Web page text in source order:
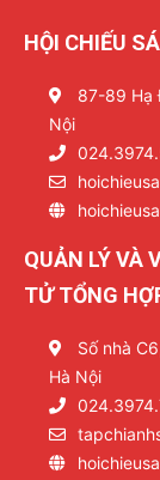
HỘI CHIẾU
87-89 Hạ
Nội
QUẢN LÝ VÀ
TỬ TỔNG
Số nhà
Hà Nội